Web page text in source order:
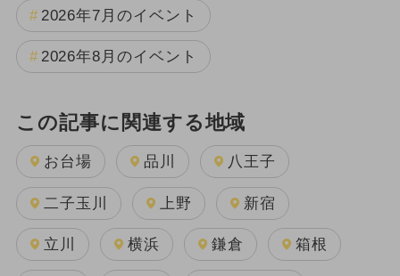
2026年7月のイベント
2026年8月のイベント
この記事に関連する地域
お台場 品川 八王子
二子玉川 上野 新宿
立川 横浜 鎌倉 箱根